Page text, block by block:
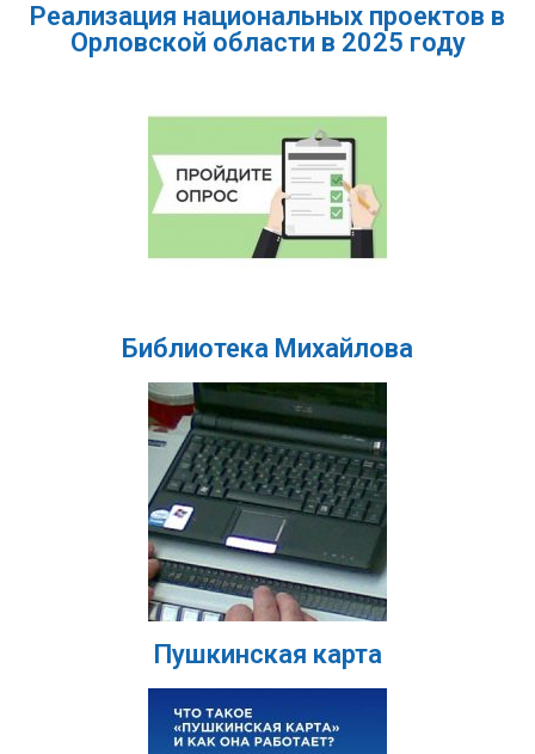
Реализация национальных проектов в
Орловской области в 2025 году
Библиотека Михайлова
Пушкинская карта